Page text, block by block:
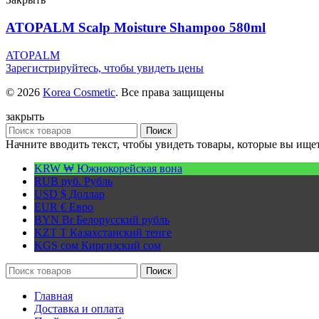
ATOPALM Scalp Moisture Shampoo 580ml
ATOPALM
Зарегистрируйтесь, чтобы увидеть цены
© 2026 Korea Cosmetic. Все права защищены
закрыть
Поиск
Начните вводить текст, чтобы увидеть товары, которые вы
KRW ₩ Южнокорейская вона
RUB руб. Рубль
USD $ Доллар
EUR € Евро
BYN BrБелорусский рубль
KZT T Казахстанский тенге
KGS сом Киргизский сом
Поиск
Главная
Доставка и оплата